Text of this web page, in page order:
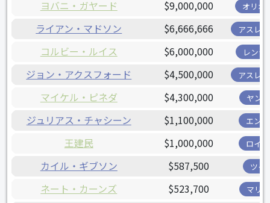
ヨバニ・ガヤード $9,000,000 オリオ
ライアン・マドソン $6,666,666 アスレ
コルビー・ルイス $6,000,000 レンジ
ジョン・アクスフォード $4,500,000 アスレ
マイケル・ピネダ $4,300,000 ヤン
ジュリアス・チャシーン $1,100,000 エン
王建民 $1,000,000 ロイ
カイル・ギブソン $587,500 ツイ
ネート・カーンズ $523,700 マリ